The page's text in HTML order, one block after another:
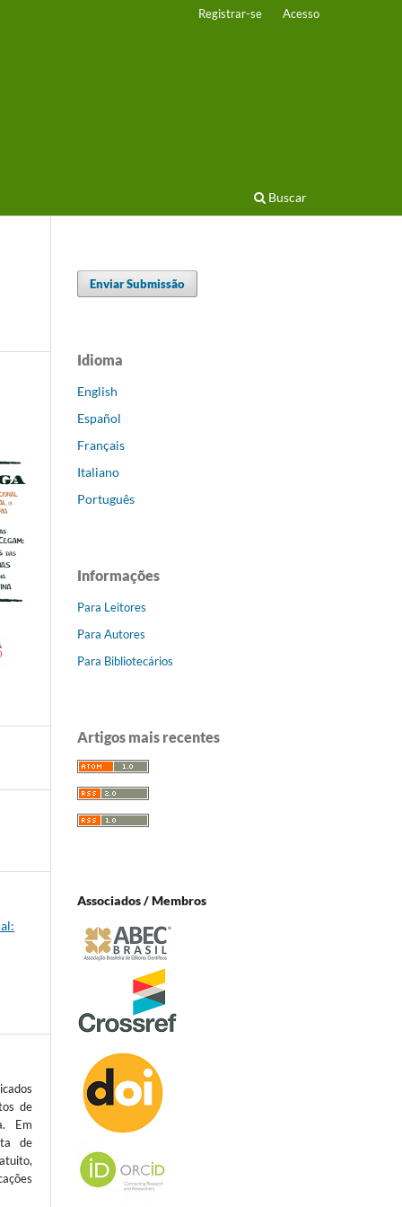
Buscar
Registrar-se Acesso
de
Em
de
Enviar Submissão
Idioma
English
Español
Français
Italiano
Português
Informações
Para Leitores
Para Autores
Para Bibliotecários
Artigos mais recentes
Associados / Membros